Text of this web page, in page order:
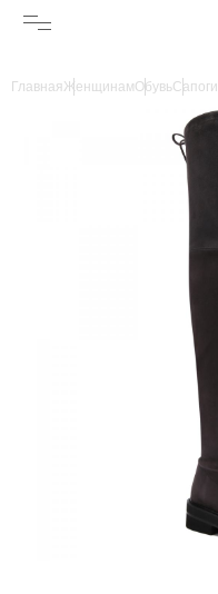
ГлавнаяЖенщинамОбувьСапоги